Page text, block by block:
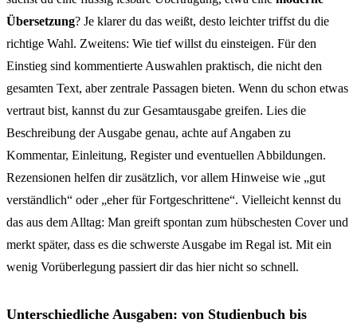
Übersetzung? Je klarer du das weißt, desto leichter triffst du die
richtige Wahl. Zweitens: Wie tief willst du einsteigen. Für den
Einstieg sind kommentierte Auswahlen praktisch, die nicht den
gesamten Text, aber zentrale Passagen bieten. Wenn du schon etwas
vertraut bist, kannst du zur Gesamtausgabe greifen. Lies die
Beschreibung der Ausgabe genau, achte auf Angaben zu
Kommentar, Einleitung, Register und eventuellen Abbildungen.
Rezensionen helfen dir zusätzlich, vor allem Hinweise wie „gut
verständlich“ oder „eher für Fortgeschrittene“. Vielleicht kennst du
das aus dem Alltag: Man greift spontan zum hübschesten Cover und
merkt später, dass es die schwerste Ausgabe im Regal ist. Mit ein
wenig Vorüberlegung passiert dir das hier nicht so schnell.
Unterschiedliche Ausgaben: von Studienbuch bis